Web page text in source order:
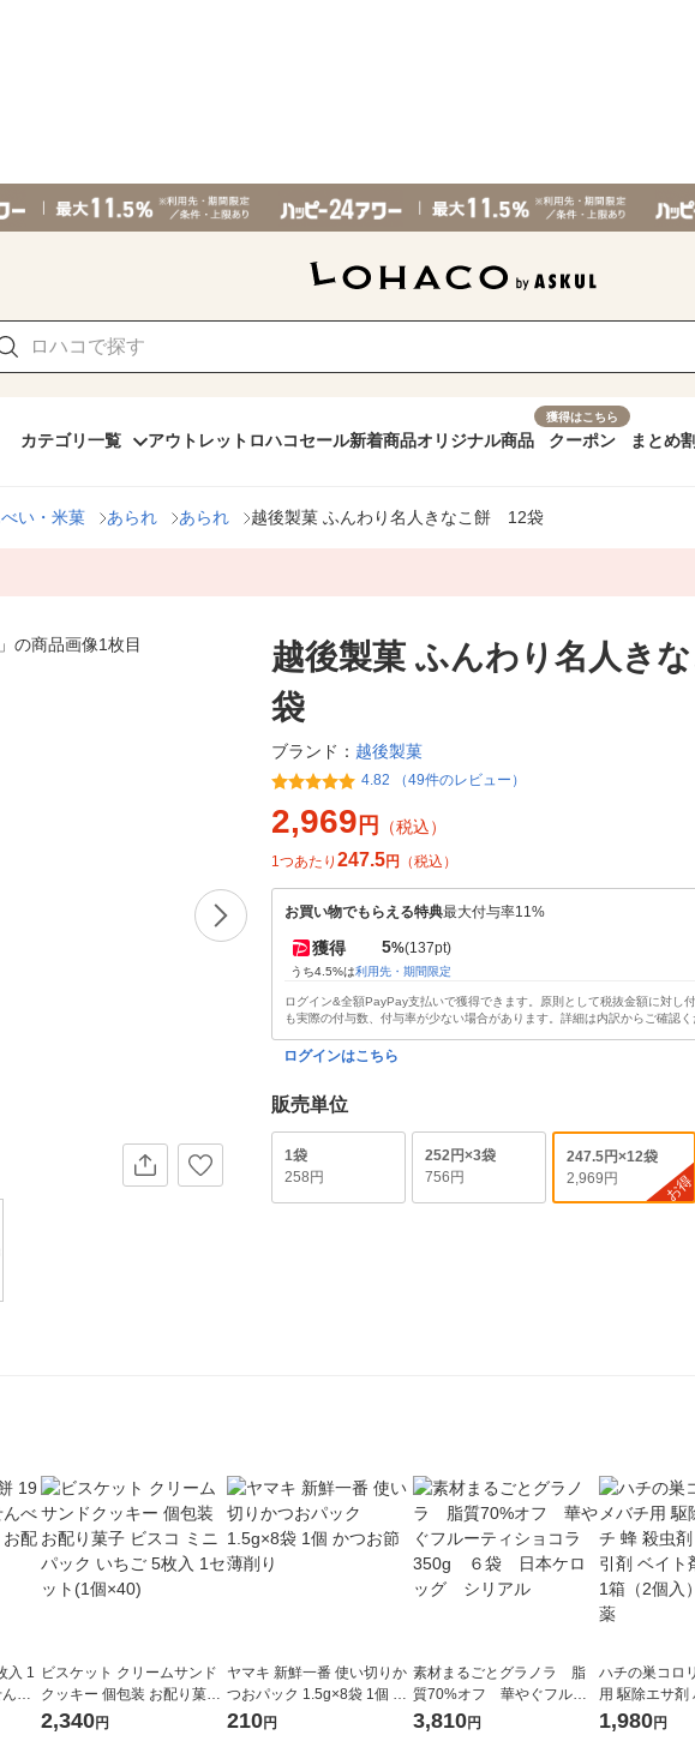
カテゴリ一覧 アウトレット ロハコセール新着商品オリジナル商品
獲得はこちら
クーポン まとめ割
い・米菓 あられ あられ 越後製菓 ふんわり名人きなこ餅 12袋
越後製菓 ふんわり名人き
袋
ブランド： 越後製菓
4.82 （49件のレビュー）
2,969 円 （税込）
1つあたり 247.5円 （税込）
お買い物でもらえる特典最大付与率11%
獲得 5%(137pt)
うち4.5%は利用先・期間限定
ログイン&全額PayPay支払いで獲得できます。原則として税抜金額に対し
も実際の付与数、付与率が少ない場合があります。詳細は内訳からご確認く
ログインはこちら
販売単位
1袋
258円
252円×3袋
756円
247.5円×12袋
2,969円
お得
入 1
べ
ビスケット クリームサンド
クッキー 個包装 お配り菓子
ビスコ ミニパック いちご 5
2,340円
ヤマキ 新鮮一番 使い切りか
つおパック 1.5g×8袋 1個 か
つお節 薄削り
210円
素材まるごとグラノラ 脂
質70%オフ 華やぐフルー
ティショコラ 350g ６
3,810円
ハチの巣コロ
用 駆除エサ剤
剤 毒餌剤 誘引
1,980円